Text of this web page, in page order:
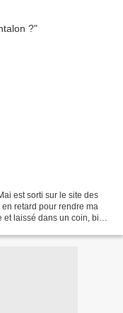
est sorti sur le site des
retard pour rendre ma
laissé dans un coin, bien